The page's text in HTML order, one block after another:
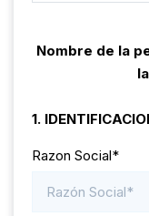
Nombre de la
1.
Razon Social*